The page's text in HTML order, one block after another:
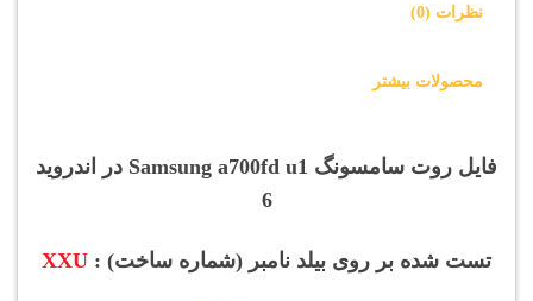
نظرات (0)
محصولات بیشتر
فایل روت سامسونگ Samsung a700fd u1
در اندروید
6
تست شده بر روی بیلد نامبر (شماره ساخت) : XXU